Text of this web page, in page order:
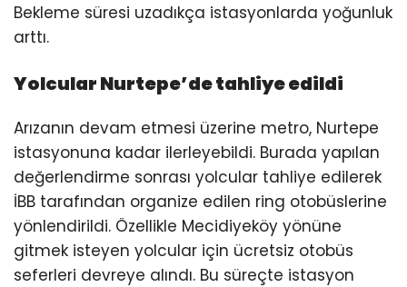
Bekleme süresi uzadıkça istasyonlarda yoğunluk
arttı.
Yolcular Nurtepe’de tahliye edildi
Arızanın devam etmesi üzerine metro, Nurtepe
istasyonuna kadar ilerleyebildi. Burada yapılan
değerlendirme sonrası yolcular tahliye edilerek
İBB tarafından organize edilen ring otobüslerine
yönlendirildi. Özellikle Mecidiyeköy yönüne
gitmek isteyen yolcular için ücretsiz otobüs
seferleri devreye alındı. Bu süreçte istasyon